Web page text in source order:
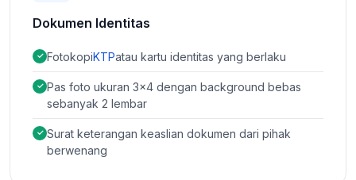
Dokumen Identitas
FotokopiKTPatau kartu identitas yang berlaku
Pas foto ukuran 3×4 dengan background bebas
sebanyak 2 lembar
Surat keterangan keaslian dokumen dari pihak
berwenang